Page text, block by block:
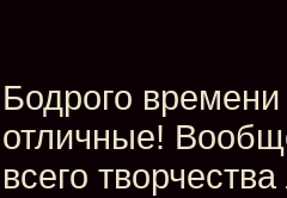
Бодрого
отличные!
всего